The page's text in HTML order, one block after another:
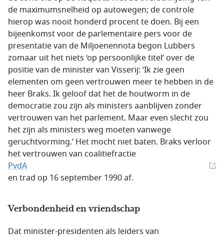
de maximumsnelheid op autowegen; de controle
hierop was nooit honderd procent te doen. Bij een
bijeenkomst voor de parlementaire pers voor de
presentatie van de Miljoenennota begon Lubbers
zomaar uit het niets ‘op persoonlijke titel’ over de
positie van de minister van Visserij: ‘Ik zie geen
elementen om geen vertrouwen meer te hebben in de
heer Braks. Ik geloof dat het de houtworm in de
democratie zou zijn als ministers aanblijven zonder
vertrouwen van het parlement. Maar even slecht zou
het zijn als ministers weg moeten vanwege
geruchtvorming.’ Het mocht niet baten. Braks verloor
het vertrouwen van coalitiefractie
PvdA
en trad op 16 september 1990 af.
Verbondenheid en vriendschap
Dat minister-presidenten als leiders van